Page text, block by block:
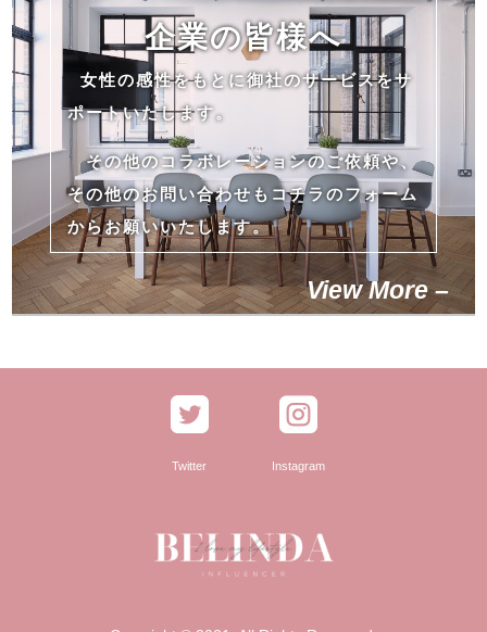
企業の皆様へ
女性の感性をもとに御社のサービスをサ
ポートいたします。
その他のコラボレーションのご依頼や、
その他のお問い合わせもコチラのフォーム
からお願いいたします。
View More –

Twitter

Instagram